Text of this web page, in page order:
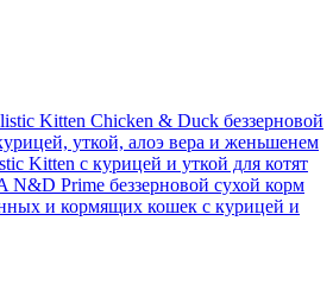
Kitten Chicken & Duck беззерновой
уткой, алоэ вера и женьшенем
Kitten с курицей и уткой для котят
N&D Prime беззерновой сухой корм
и кормящих кошек с курицей и